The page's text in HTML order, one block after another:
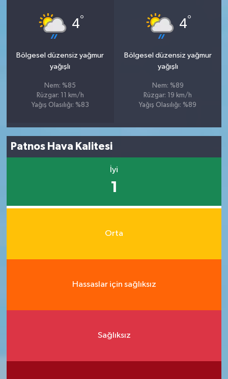
4°
Bölgesel düzensiz yağmur
yağışlı
Nem: %85
Rüzgar: 11 km/h
Yağış Olasılığı: %83
4°
Bölgesel düzensiz yağmur
yağışlı
Nem: %89
Rüzgar: 19 km/h
Yağış Olasılığı: %89
Patnos Hava Kalitesi
İyi
1
Orta
Hassaslar için sağlıksız
Sağlıksız